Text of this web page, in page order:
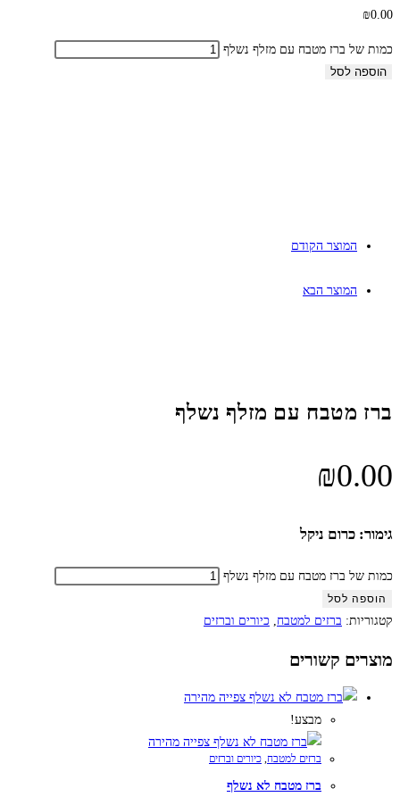
₪0.00
כמות של ברז מטבח עם מזלף נשלף
הוספה לסל
המוצר הקודם
המוצר הבא
ברז מטבח עם מזלף נשלף
₪0.00
גימור: כרום ניקל
כמות של ברז מטבח עם מזלף נשלף
הוספה לסל
קטגוריות: ברזים למטבח, כיורים וברזים
מוצרים קשורים
צפייה מהירה
מבצע!
צפייה מהירה
ברזים למטבח, כיורים וברזים
ברז מטבח לא נשלף